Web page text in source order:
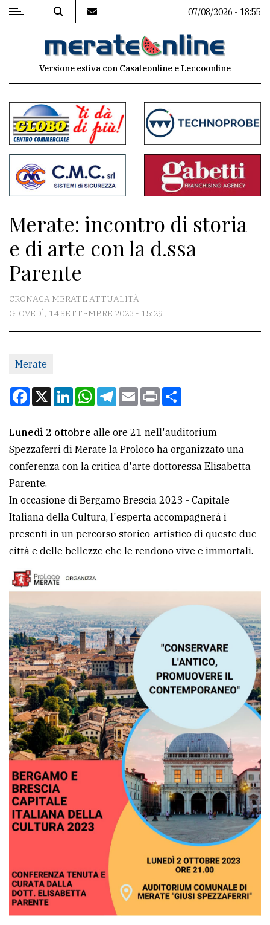
MENU
commenti
Contenuti
del
sito
Associazioni
Meteo
CONTATTI
Scrivici
Per
la
pubblicità
CERCA
Cerca
per
comune
avanzata
LE
ALTRE
TESTATE
PRIVACY
Privacy
policy
Cookie
policy
07/08/2026 - 18:55
Versione estiva con Casateonline e Leccoonline
Merate: incontro di storia
e di arte con la d.ssa
Parente
CRONACA MERATE ATTUALITÀ
GIOVEDÌ, 14 SETTEMBRE 2023 - 15:29
Merate
Facebook
X LinkedInWhatsApp
Telegram
EmailPrint
Lunedì 2 ottobre alle ore 21 nell'auditorium
Spezzaferri di Merate la Proloco ha organizzato una
conferenza con la critica d'arte dottoressa Elisabetta
Parente.
In occasione di Bergamo Brescia 2023 - Capitale
Italiana della Cultura, l'esperta accompagnerà i
presenti in un percorso storico-artistico di queste due
città e delle bellezze che le rendono vive e immortali.